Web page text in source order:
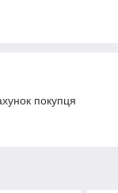
покупця